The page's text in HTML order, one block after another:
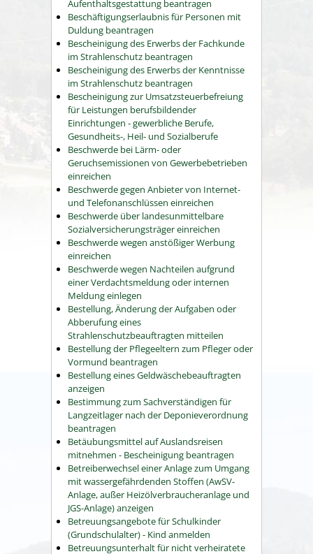
Aufenthaltsgestattung beantragen
Beschäftigungserlaubnis für Personen mit
Duldung beantragen
Bescheinigung des Erwerbs der Fachkunde
im Strahlenschutz beantragen
Bescheinigung des Erwerbs der Kenntnisse
im Strahlenschutz beantragen
Bescheinigung zur Umsatzsteuerbefreiung
für Leistungen berufsbildender
Einrichtungen - gewerbliche Berufe,
Gesundheits-, Heil- und Sozialberufe
Beschwerde bei Lärm- oder
Geruchsemissionen von Gewerbebetrieben
einreichen
Beschwerde gegen Anbieter von Internet-
und Telefonanschlüssen einreichen
Beschwerde über landesunmittelbare
Sozialversicherungsträger einreichen
Beschwerde wegen anstößiger Werbung
einreichen
Beschwerde wegen Nachteilen aufgrund
einer Verdachtsmeldung oder internen
Meldung einlegen
Bestellung, Änderung der Aufgaben oder
Abberufung eines
Strahlenschutzbeauftragten mitteilen
Bestellung der Pflegeeltern zum Pfleger oder
Vormund beantragen
Bestellung eines Geldwäschebeauftragten
anzeigen
Bestimmung zum Sachverständigen für
Langzeitlager nach der Deponieverordnung
beantragen
Betäubungsmittel auf Auslandsreisen
mitnehmen - Bescheinigung beantragen
Betreiberwechsel einer Anlage zum Umgang
mit wassergefährdenden Stoffen (AwSV-
Anlage, außer Heizölverbraucheranlage und
JGS-Anlage) anzeigen
Betreuungsangebote für Schulkinder
(Grundschulalter) - Kind anmelden
Betreuungsunterhalt für nicht verheiratete